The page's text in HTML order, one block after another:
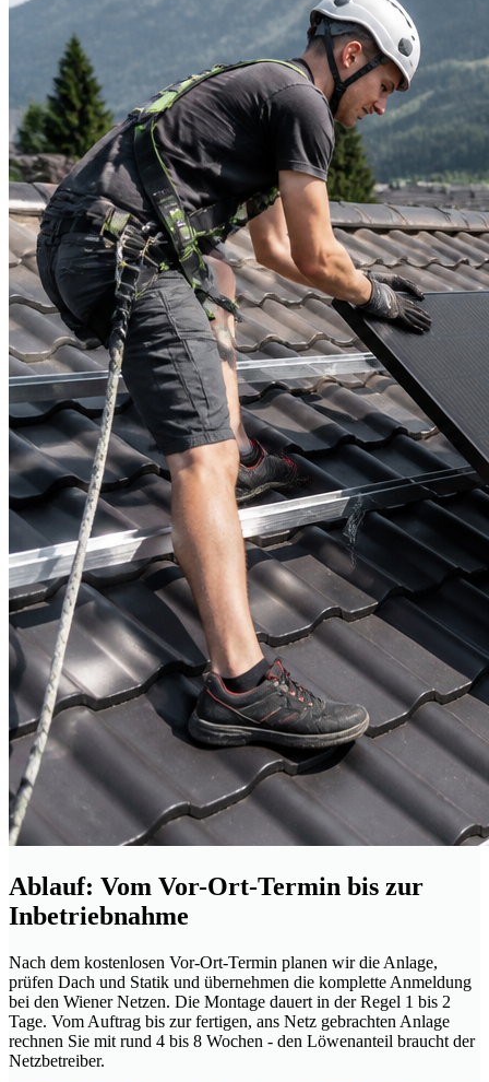
Ablauf: Vom Vor-Ort-Termin bis zur
Inbetriebnahme
Nach dem kostenlosen Vor-Ort-Termin planen wir die Anlage,
prüfen Dach und Statik und übernehmen die komplette Anmeldung
bei den Wiener Netzen. Die Montage dauert in der Regel 1 bis 2
Tage. Vom Auftrag bis zur fertigen, ans Netz gebrachten Anlage
rechnen Sie mit rund 4 bis 8 Wochen - den Löwenanteil braucht der
Netzbetreiber.